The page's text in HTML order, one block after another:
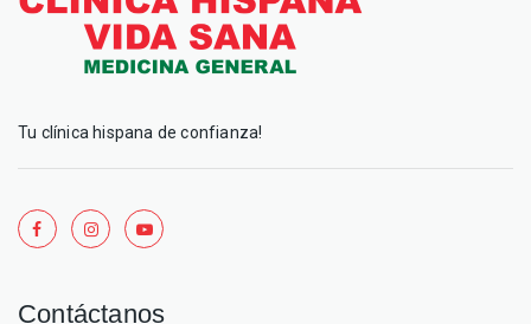
Tu clínica hispana de confianza!
Contáctanos